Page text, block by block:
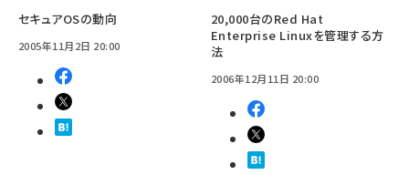
セキュアOSの動向
2005年11月2日 20:00
20,000台のRed Hat
Enterprise Linuxを管理する方
法
2006年12月11日 20:00